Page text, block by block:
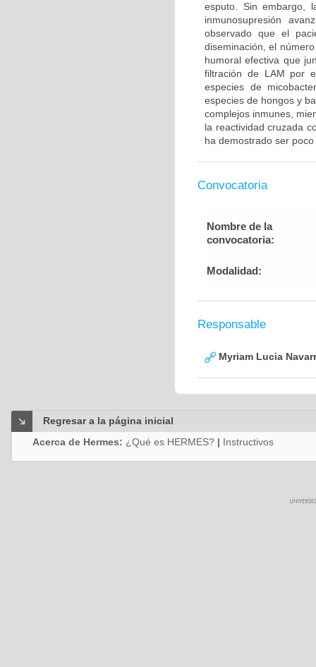
esputo. Sin embargo,
inmunosupresión
observado que el
diseminación, el
humoral efectiva que
filtración de LAM por
especies de
especies de hongos y
complejos inmunes,
la reactividad cruzada
ha demostrado ser
Convocatoria
Nombre de la
convocatoria:
Modalidad:
Responsable
Myriam Lucia
Regresar a la página inicial
Acerca de Hermes: ¿Qué es HERMES? | Instructivos